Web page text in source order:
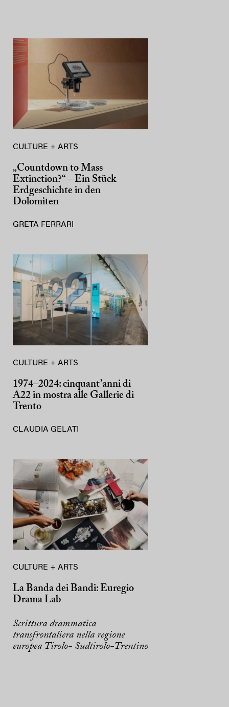
CULTURE + ARTS
„Countdown to Mass
Extinction?“ – Ein Stück
Erdgeschichte in den
Dolomiten
GRETA FERRARI
CULTURE + ARTS
1974–2024: cinquant’anni di
A22 in mostra alle Gallerie di
Trento
CLAUDIA GELATI
CULTURE + ARTS
La Banda dei Bandi: Euregio
Drama Lab
Scrittura drammatica
transfrontaliera nella regione
europea Tirolo- Sudtirolo-Trentino